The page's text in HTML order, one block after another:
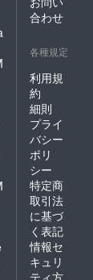
合わせ
各種規定
利用規
約
細則
プライ
バシー
ポリ
シー
特定商
取引法
に基づ
く表記
情報セ
キュリ
ティ方